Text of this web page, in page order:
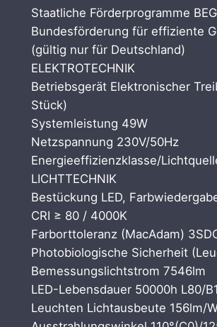
Staatliche Förderprogramme
Bundesförderung für effiziente
(gültig nur für Deutschland)
ELEKTROTECHNIK
Betriebsgerät Elektronischer
Stück)
Systemleistung 49W
Netzspannung 230V/50Hz
Energieeffizienzklasse/
LICHTTECHNIK
Bestückung LED,
CRI ≥ 80 / 4000K
Farborttoleranz (MacAdam)
Photobiologische Sicherheit
Bemessungslichtstrom 7546lm
LED-Lebensdauer 50000h L80/
Leuchten Lichtausbeute 156lm/